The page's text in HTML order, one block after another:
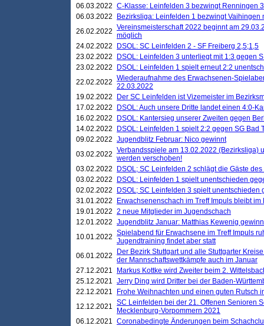
06.03.2022 C-Klasse: Leinfelden 3 bezwingt Renningen
06.03.2022
Bezirksliga: Leinfelden 1 bezwingt Vaihingen
26.02.2022 Vereinsmeisterschaft 2022 beginnt am
möglich
24.02.2022
DSOL: SC Leinfelden 2 - SF Freiberg 2,5;1,5
23.02.2022
DSOL: Leinfelden 3 unterliegt mit 1:3 gegen
23.02.2022
DSOL: Leinfelden 1 spielt erneut 2:2
22.02.2022 Wiederaufnahme des Erwachsenen-
22.03.2022
19.02.2022
Der SC Leinfelden ist Vizemeister im
17.02.2022
DSOL: Auch unsere Dritte landet einen 4:0-
16.02.2022
DSOL: Kantersieg unserer Zweiten gegen
14.02.2022
DSOL: Leinfelden 1 spielt 2:2 gegen SG Bad
09.02.2022 Jugendblitz Februar: Nico gewinnt
03.02.2022 Verbandsspiele am 13.02.2022 (Bezirksliga)
werden verschoben!
03.02.2022
DSOL; SC Leinfelden 2 schlägt die Gäste
03.02.2022
DSOL: Leinfelden 1 spielt unentschieden
02.02.2022
DSOL; SC Leinfelden 3 spielt unentschieden
31.01.2022
Erwachsenenschach im Treff Impuls bleibt
19.01.2022 2 neue Mitglieder im Jugendschach
12.01.2022 Jugendblitz Januar: Matthias Kewenig
10.01.2022 Spielabend für Erwachsene im Treff Impuls
Jugendtraining findet aber statt
06.01.2022
Der Bezirk Stuttgart und alle Stuttgarter
der Mannschaftswettkämpfe auch im Januar
27.12.2021
Markus Kottke wird Zweiter beim 2.
25.12.2021 Jerry Ding wird Dritter bei der Baden-
22.12.2021
Frohe Weihnachten und einen guten Rutsch
12.12.2021 SC Leinfelden bei der 21. Offenen Senioren
Mecklenburg-Vorpommern 2021
06.12.2021 Coronabedingte Änderungen beim